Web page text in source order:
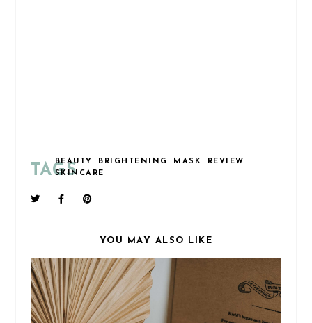
TAGS
BEAUTY BRIGHTENING MASK
REVIEW
SKINCARE
YOU MAY ALSO LIKE